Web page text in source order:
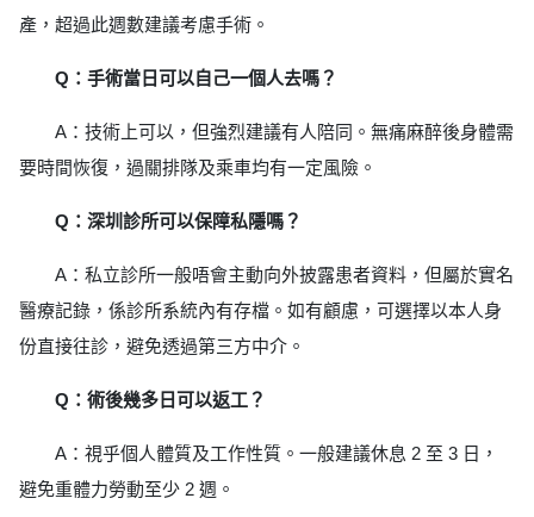
產，超過此週數建議考慮手術。
Q：手術當日可以自己一個人去嗎？
A：技術上可以，但強烈建議有人陪同。無痛麻醉後身體需
要時間恢復，過關排隊及乘車均有一定風險。
Q：深圳診所可以保障私隱嗎？
A：私立診所一般唔會主動向外披露患者資料，但屬於實名
醫療記錄，係診所系統內有存檔。如有顧慮，可選擇以本人身
份直接往診，避免透過第三方中介。
Q：術後幾多日可以返工？
A：視乎個人體質及工作性質。一般建議休息 2 至 3 日，
避免重體力勞動至少 2 週。